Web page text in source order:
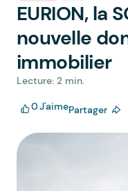
EURION, la
nouvelle
immobilier
Lecture: 2 min.
0J'aimePartager